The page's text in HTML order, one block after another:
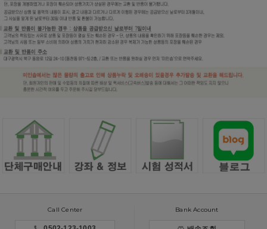
Call Center Bank Account